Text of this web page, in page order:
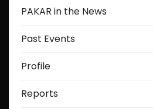
PAKAR in the News
Past Events
Profile
Reports